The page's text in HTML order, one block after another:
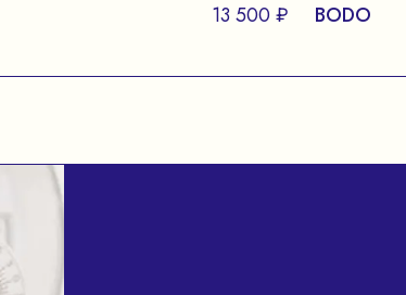
13 500 ₽ BODO